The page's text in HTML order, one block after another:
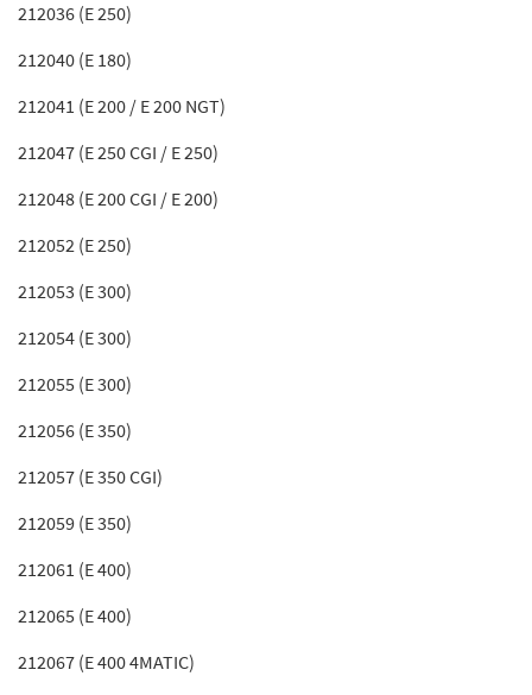
212036 (E 250)
212040 (E 180)
212041 (E 200 / E 200 NGT)
212047 (E 250 CGI / E 250)
212048 (E 200 CGI / E 200)
212052 (E 250)
212053 (E 300)
212054 (E 300)
212055 (E 300)
212056 (E 350)
212057 (E 350 CGI)
212059 (E 350)
212061 (E 400)
212065 (E 400)
212067 (E 400 4MATIC)